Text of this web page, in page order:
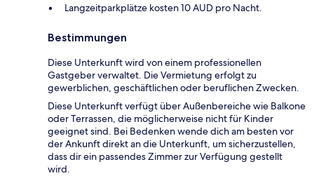
Langzeitparkplätze kosten 10 AUD pro Nacht.
Bestimmungen
Diese Unterkunft wird von einem professionellen
Gastgeber verwaltet. Die Vermietung erfolgt zu
gewerblichen, geschäftlichen oder beruflichen Zwecken.
Diese Unterkunft verfügt über Außenbereiche wie Balkone
oder Terrassen, die möglicherweise nicht für Kinder
geeignet sind. Bei Bedenken wende dich am besten vor
der Ankunft direkt an die Unterkunft, um sicherzustellen,
dass dir ein passendes Zimmer zur Verfügung gestellt
wird.